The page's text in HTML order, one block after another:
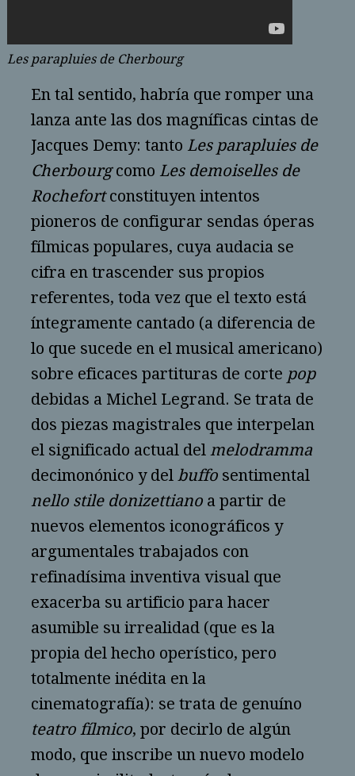
Les parapluies de Cherbourg
En tal sentido, habría que romper una
lanza ante las dos magníficas cintas de
Jacques Demy: tanto Les parapluies de
Cherbourgcomo Les demoiselles de
Rochefortconstituyen intentos
pioneros de configurar sendas óperas
fílmicas populares, cuya audacia se
cifra en trascender sus propios
referentes, toda vez que el texto está
íntegramente cantado (a diferencia de
lo que sucede en el musical americano)
sobre eficaces partituras de corte pop
debidas a Michel Legrand. Se trata de
dos piezas magistrales que interpelan
el significado actual del melodramma
decimonónico y del buffo sentimental
nello stile donizettiano a partir de
nuevos elementos iconográficos y
argumentales trabajados con
refinadísima inventiva visual que
exacerba su artificio para hacer
asumible su irrealidad (que es la
propia del hecho operístico, pero
totalmente inédita en la
cinematografía): se trata de genuíno
teatro fílmico, por decirlo de algún
modo, que inscribe un nuevo modelo